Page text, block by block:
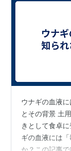
ウナギの血液
とその背景 土
きとして食卓
ギの血液には
か？この記事